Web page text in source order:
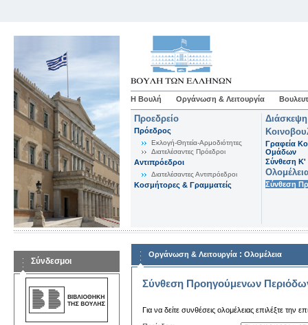
Η Βουλή Οργάνωση & Λειτουργία
Προεδρείο
Πρόεδρος
Εκλογή-Θητεία-Αρμοδιότητες
Διατελέσαντες Πρόεδροι
Αντιπρόεδροι
Διατελέσαντες Αντιπρόεδροι
Κοσμήτορες & Γραμματείς
Γραφεία
Ομάδων
Σύνθεση K'
Σύνθεση
Σύνδεσμοι
Οργάνωση & Λειτουργία : Ολομέλεια
Σύνθεση Προηγούμενων
Για να δείτε συνθέσεις ολομέλειας επιλέξτε την